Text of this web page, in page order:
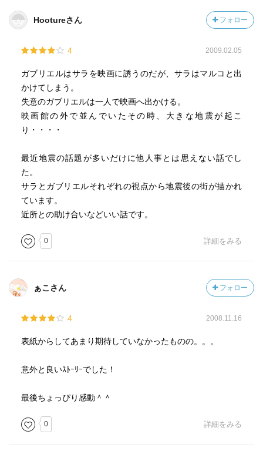
Hootureさん フォロー
4 2009.02.05
ガブリエルはサラを映画に誘うのだが、サラはマルコと出
かけてしまう。
失意のガブリエルは一人で映画へ出かける。
映画館の外で並んでいたその時、大きな地震が起こ
り・・・・
最近地震の話題が多いだけに他人事とは思えない話でし
た。
サラとガブリエルそれぞれの視点から地震後の街が描かれ
ています。
近所との助け合いなどいい話です。
0 詳細をみる
ぁこさん フォロー
4 2008.11.16
表紙からしてあまり期待していなかったものの。。。
意外と良いｽﾄｰﾘｰでした！
最後ちょっぴり感動＾＾
0 詳細をみる